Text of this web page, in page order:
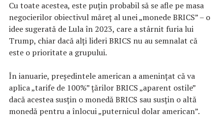
Cu toate acestea, este puțin probabil să se afle pe masa
negocierilor obiectivul măreț al unei „monede BRICS” – o
idee sugerată de Lula în 2023, care a stârnit furia lui
Trump, chiar dacă alți lideri BRICS nu au semnalat că
este o prioritate a grupului.
În ianuarie, președintele american a amenințat că va
aplica „tarife de 100%” țărilor BRICS „aparent ostile”
dacă acestea susțin o monedă BRICS sau susțin o altă
monedă pentru a înlocui „puternicul dolar american”.